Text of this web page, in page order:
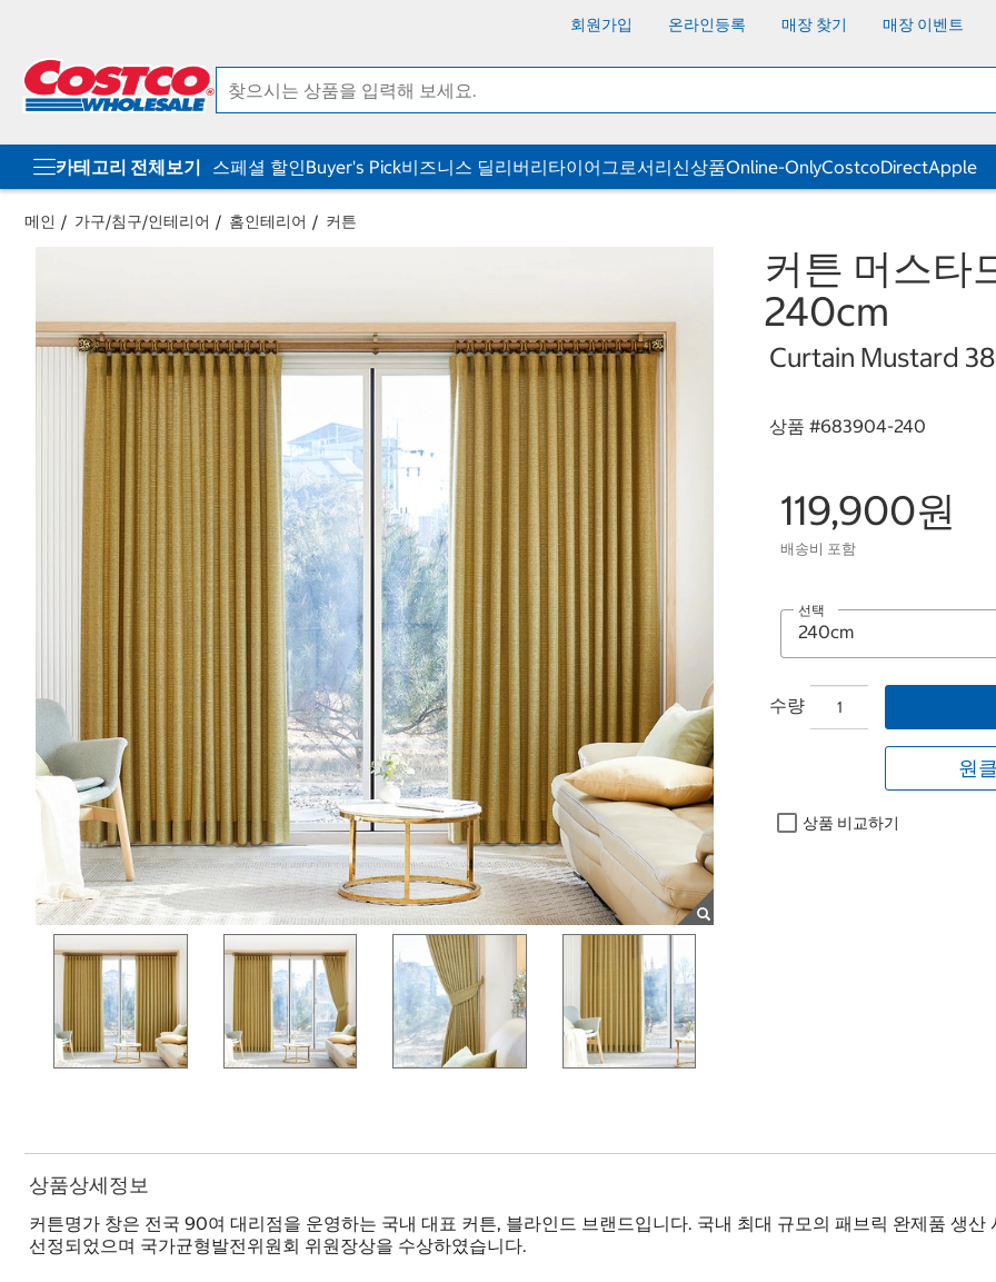
회원가입 온라인등록 매장 찾기 매장 이벤트
카테고리 전체보기 스페셜 할인Buyer's Pick비즈니스 딜리버리타이어그로서리신상품Online-OnlyCostcoDirectApple
메인 가구/침구/인테리어 홈인테리어 커튼
커튼 머스타
240cm
Curtain Mustard
상품 #683904-240
119,900원
배송비 포함
선택
수량
원
상품 비교하기
상품상세정보
커튼명가 창은 전국 90여 대리점을 운영하는 국내 대표 커튼, 블라인드 브랜드입니다. 국내 최대 규모의 패브릭 완제품 생
선정되었으며 국가균형발전위원회 위원장상을 수상하였습니다.